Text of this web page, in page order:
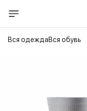
Вся одеждаВся обувь